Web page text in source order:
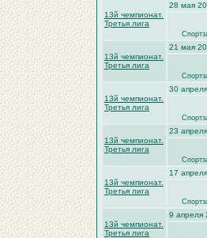
13й чемпионат.
Третья лига
28 мая
13й чемпионат.
Третья лига
21 мая
13й чемпионат.
Третья лига
30
13й чемпионат.
Третья лига
23
13й чемпионат.
Третья лига
17
13й чемпионат.
Третья лига
9 апреля